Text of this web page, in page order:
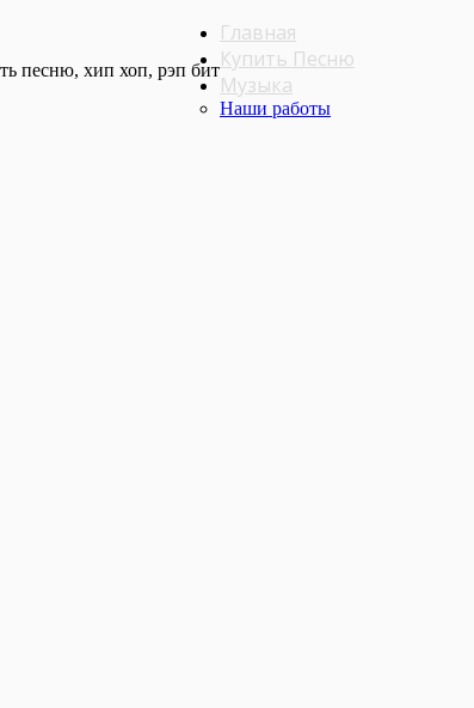
песню, хип хоп, рэп бит
Главная
Купить Песню
Музыка
Наши работы